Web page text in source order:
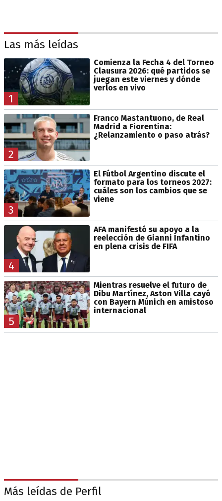
Las más leídas
1
Comienza la Fecha 4 del Torneo
Clausura 2026: qué partidos se
juegan este viernes y dónde
verlos en vivo
2
Franco Mastantuono, de Real
Madrid a Fiorentina:
¿Relanzamiento o paso atrás?
3
El Fútbol Argentino discute el
formato para los torneos 2027:
cuáles son los cambios que se
viene
4
AFA manifestó su apoyo a la
reelección de Gianni Infantino
en plena crisis de FIFA
5
Mientras resuelve el futuro de
Dibu Martínez, Aston Villa cayó
con Bayern Múnich en amistoso
internacional
Más leídas de Perfil